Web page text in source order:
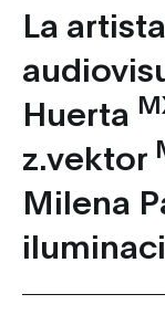
La
Huerta
z.vektor
Milena